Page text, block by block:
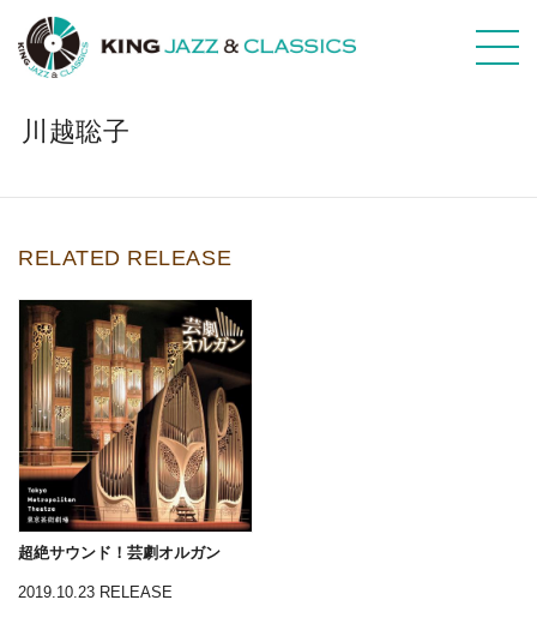
川越聡子
RELATED RELEASE
超絶サウンド！芸劇オルガン
2019.10.23 RELEASE